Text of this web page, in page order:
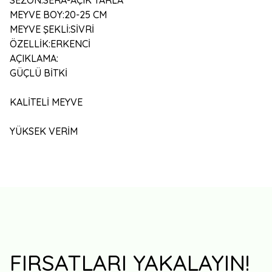
MEYVE BOY:20-25 CM
MEYVE ŞEKLİ:SİVRİ
ÖZELLİK:ERKENCİ
AÇIKLAMA:
GÜÇLÜ BİTKİ
KALİTELİ MEYVE
YÜKSEK VERİM
FIRSATLARI YAKALAYIN!